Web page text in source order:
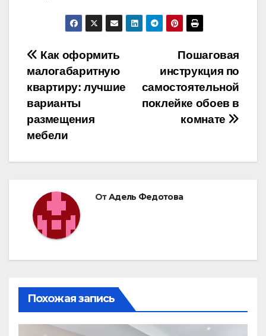
Навигация
по
записям
Пошаговая
инструкция по
самостоятельной
поклейке обоев в
комнате
Как оформить
малогабаритную
квартиру: лучшие
варианты
размещения
мебели
ОтАдель Федотова
Похожая запись